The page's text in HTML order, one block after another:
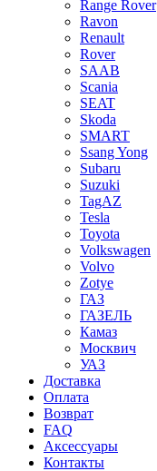
Range Rover
Ravon
Renault
Rover
SAAB
Scania
SEAT
Skoda
SMART
Ssang Yong
Subaru
Suzuki
TagAZ
Tesla
Toyota
Volkswagen
Volvo
Zotye
ГАЗ
ГАЗЕЛЬ
Камаз
Москвич
УАЗ
Доставка
Оплата
Возврат
FAQ
Аксессуары
Контакты